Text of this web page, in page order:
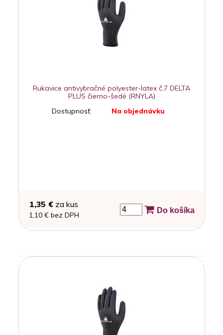
Rukavice antivybračné polyester-latex č.7 DELTA
PLUS čierno-šedé (RNYLA)
Dostupnosť:
Na objednávku
1,35 € za kus
1,10 € bez DPH
Do košíka